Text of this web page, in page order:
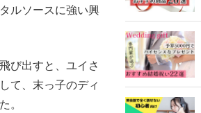
ルソースに強い興
び出すと、ユイさ
て、末っ子のディ
。